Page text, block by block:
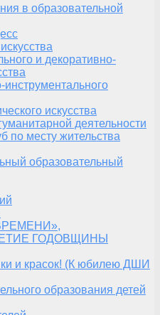
в образовательной
и декоративно-
искусства
деятельности
по месту жительства
образовательный
ГОДОВЩИНЫ
и красок! (К юбилею ДШИ
образования детей